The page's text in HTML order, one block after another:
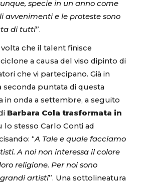
specie in un anno come
avvenimenti e le proteste sono
di tutti”.
che il talent finisce
a causa del viso dipinto di
che vi partecipano. Già in
seconda puntata di questa
in onda a settembre, a seguito
Barbara Cola trasformata in
lo stesso Carlo Conti ad
“A Tale e quale facciamo
A noi non interessa il colore
religione. Per noi sono
artisti”. Una sottolineatura